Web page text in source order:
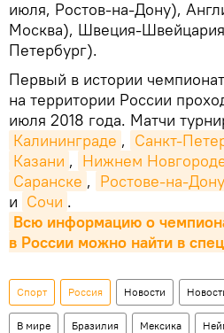
июля, Ростов-на-Дону),
Москва), Швеция-
Петербург).
Первый в истории
на территории России
июля 2018 года. Матчи
Калининграде , Санкт-
Казани , Нижнем
Саранске , Ростове-на-Дону
и Сочи .
Всю информацию о
в России можно найти в
Спорт Россия Новости
В мире Бразилия Мексика